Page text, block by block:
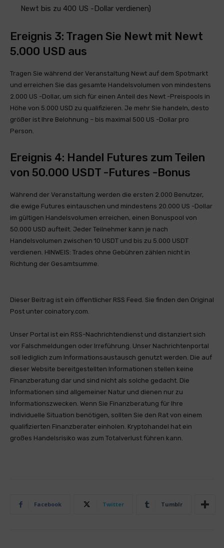
Newt bis zu 400 US -Dollar verdienen)
Ereignis 3: Tragen Sie Newt mit Newt
5.000 USD aus
Tragen Sie während der Veranstaltung Newt auf dem Spotmarkt
und erreichen Sie das gesamte Handelsvolumen von mindestens
2.000 US -Dollar, um sich für einen Anteil des Newt -Preispools in
Höhe von 5.000 USD zu qualifizieren. Je mehr Sie handeln, desto
größer ist Ihre Belohnung – bis maximal 500 US -Dollar pro
Person.
Ereignis 4: Handel Futures zum Teilen
von 50.000 USDT -Futures -Bonus
Während der Veranstaltung werden die ersten 2.000 Benutzer,
die ewige Futures eintauschen und mindestens 20.000 US -Dollar
im gültigen Handelsvolumen erreichen, einen Bonuspool von
50.000 USD aufteilt. Jeder Teilnehmer kann je nach
Handelsvolumen zwischen 10 USDT und bis zu 5.000 USDT
verdienen. HINWEIS: Trades ohne Gebühren zählen nicht in
Richtung der Gesamtsumme.
Dieser Beitrag ist ein öffentlicher RSS Feed. Sie finden den Original
Post unter coinatory.com.
Unser Portal ist ein RSS-Nachrichtendienst und distanziert sich
vor Falschmeldungen oder Irreführung. Unser Nachrichtenportal
soll lediglich zum Informationsaustausch genutzt werden. Die auf
dieser Website bereitgestellten Informationen stellen keine
Finanzberatung dar und sind nicht als solche gedacht. Die
Informationen sind allgemeiner Natur und dienen nur zu
Informationszwecken. Wenn Sie Finanzberatung für Ihre
individuelle Situation benötigen, sollten Sie den Rat von einem
qualifizierten Finanzberater einholen. Kryptohandel hat ein
großes Handelsrisiko was zum Totalverlust führen kann.
Facebook Twitter Tumblr